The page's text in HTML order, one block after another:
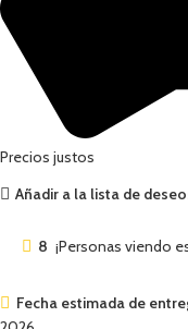
Precios justos
Añadir a la lista de
8 ¡Personas viendo
Fecha estimada de